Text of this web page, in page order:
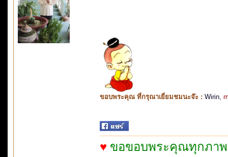
ขอบพระคุณ ที่กรุณาเยี่ยมชมนะจ๊ะ : Wirin
♥ ขอขอบพระคุณทุกภาพ